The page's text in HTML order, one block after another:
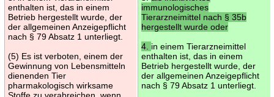
enthalten ist, das in einem
Betrieb hergestellt wurde, der
der allgemeinen Anzeigepflicht
nach § 79 Absatz 1 unterliegt.
(5) Es ist verboten, einem der
Gewinnung von Lebensmitteln
dienenden Tier
pharmakologisch wirksame
Stoffe zu verabreichen, wenn
immunologisches
Tierarzneimittel nach § 35b
hergestellt wurde oder
4. in einem Tierarzneimittel
enthalten ist, das in einem
Betrieb hergestellt wurde, der
der allgemeinen Anzeigepflicht
nach § 79 Absatz 1 unterliegt.